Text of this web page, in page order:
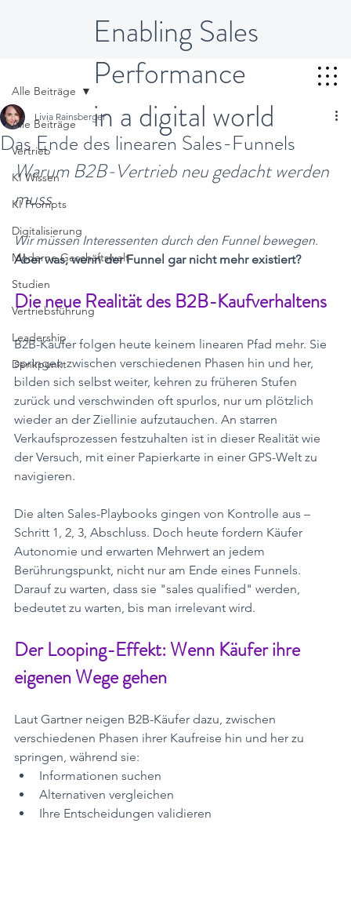
Enabling Sales
Performance
in a digital world
Alle Beiträge
Vertrieb
KI Wissen
KI Prompts
Digitalisierung
Moderne Geschäftswelt
Studien
Vertriebsführung
Leadership
Denkpunkt
Alle Beiträge
Das Ende des linearen Sales-Funnels
Livia Rainsberger
Warum B2B-Vertrieb neu gedacht werden
muss
Wir müssen Interessenten durch den Funnel bewegen.
Aber was, wenn der Funnel gar nicht mehr existiert?
Die neue Realität des B2B-Kaufverhaltens
B2B-Käufer folgen heute keinem linearen Pfad mehr. Sie
springen zwischen verschiedenen Phasen hin und her,
bilden sich selbst weiter, kehren zu früheren Stufen
zurück und verschwinden oft spurlos, nur um plötzlich
wieder an der Ziellinie aufzutauchen. An starren
Verkaufsprozessen festzuhalten ist in dieser Realität wie
der Versuch, mit einer Papierkarte in einer GPS-Welt zu
navigieren.
Die alten Sales-Playbooks gingen von Kontrolle aus –
Schritt 1, 2, 3, Abschluss. Doch heute fordern Käufer
Autonomie und erwarten Mehrwert an jedem
Berührungspunkt, nicht nur am Ende eines Funnels.
Darauf zu warten, dass sie "sales qualified" werden,
bedeutet zu warten, bis man irrelevant wird.
Der Looping-Effekt: Wenn Käufer ihre
eigenen Wege gehen
Laut Gartner neigen B2B-Käufer dazu, zwischen
verschiedenen Phasen ihrer Kaufreise hin und her zu
springen, während sie:
Informationen suchen
Alternativen vergleichen
Ihre Entscheidungen validieren